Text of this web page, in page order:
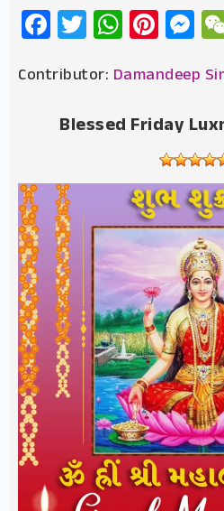
Facebook
Twitter
Contributor: Damandeep
Blessed Friday